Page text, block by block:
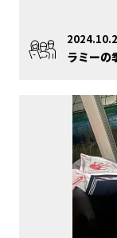
ラミーの